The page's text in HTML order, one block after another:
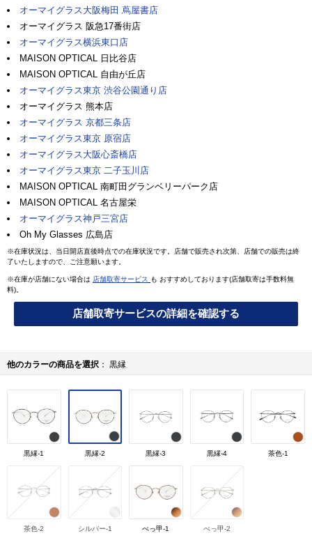
オーマイグラス大阪梅田 蔦屋書店
オーマイグラス 阪急17番街店
オーマイグラス横浜東口店
MAISON OPTICAL 日比谷店
MAISON OPTICAL 自由が丘店
オーマイグラス東京 渋谷公園通り店
オーマイグラス 熊本店
オーマイグラス 京都三条店
オーマイグラス東京 原宿店
オーマイグラス大阪心斎橋店
オーマイグラス東京 二子玉川店
MAISON OPTICAL 南町田グランベリーパーク店
MAISON OPTICAL 名古屋栄
オーマイグラス神戸三宮店
Oh My Glasses 広島店
※在庫状況は、当日開店直後時点での在庫状況です。店舗で販売され次第、店舗での販売は終
了いたしますので、ご注意願います。
※在庫が店舗にない場合は 店舗取寄サービス
も おすすめしております(店舗取寄は手数料無
料)。
店舗取寄サービスの詳細を確認する
他のカラーの商品を選択 黒縁
黒縁-1 黒縁-2 黒縁-3 黒縁-4 茶色-1
茶色-2 シルバー-1 べっ甲-1 べっ甲-2